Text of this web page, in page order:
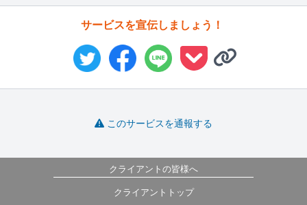
サービスを宣伝しましょう！
このサービスを通報する
クライアントの皆様へ
クライアントトップ